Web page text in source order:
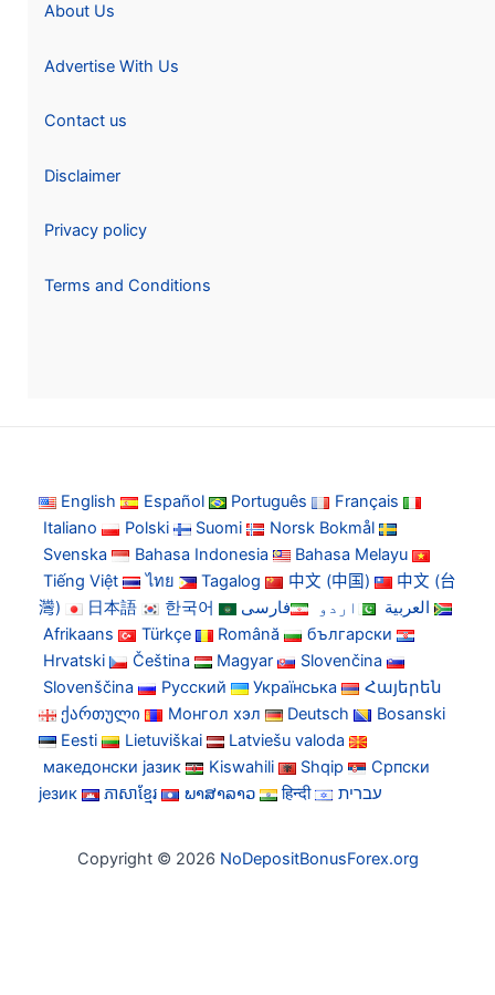
About Us
Advertise With Us
Contact us
Disclaimer
Privacy policy
Terms and Conditions
English Español Português
Français
Italiano
Polski Suomi
Norsk Bokmål
Svenska
Bahasa Indonesia
Bahasa Melayu
Tiếng Việt
ไทย Tagalog 中文 (中国)
中文 (台
灣)
日本語 한국어 العربية اردو
فارسی
Afrikaans
Türkçe Română
български
Hrvatski
Čeština Magyar
Slovenčina
Slovenščina
Русский Українська
Հայերեն
ქართული
Монгол хэл Deutsch
Bosanski
Eesti
Lietuviškai
Latviešu valoda
македонски јазик
Kiswahili Shqip
Српски
језик
ភាសាខ្មែរ ພາສາລາວ हिन्दी עברית
Copyright © 2026 NoDepositBonusForex.org